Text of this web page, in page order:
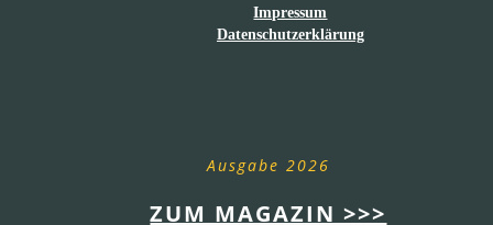
Impressum
Datenschutzerklärung
Ausgabe 2026
ZUM MAGAZIN >>>